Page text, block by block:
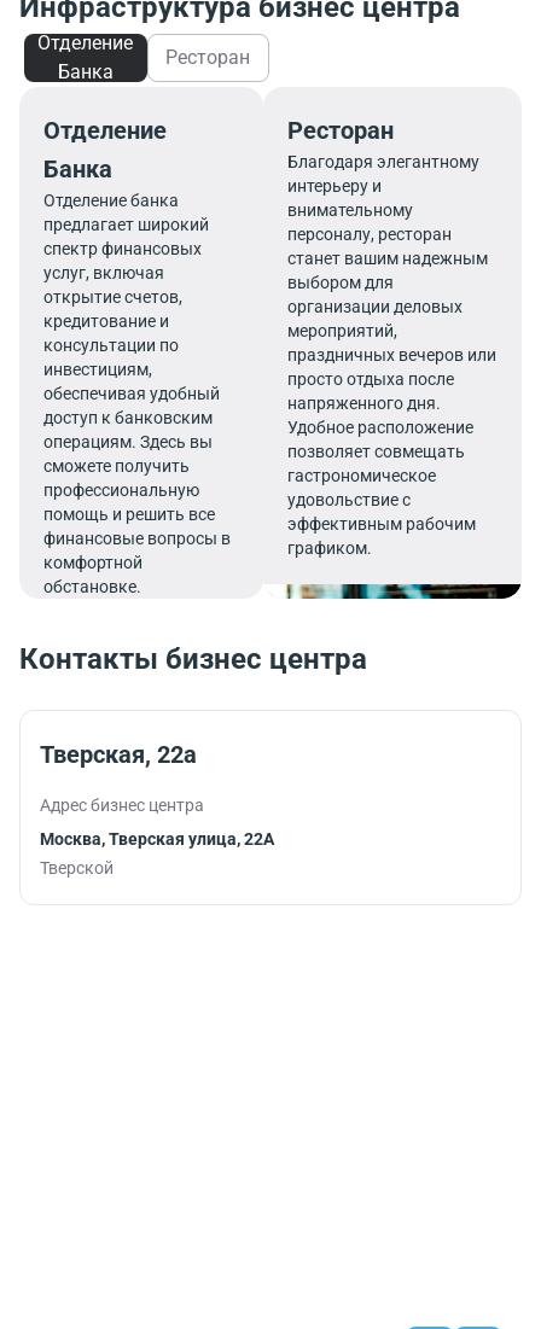
Инфраструктура бизнес центра
Отделение
Банка
Ресторан
Отделение
Банка
Отделение банка
предлагает широкий
спектр финансовых
услуг, включая
открытие счетов,
кредитование и
консультации по
инвестициям,
обеспечивая удобный
доступ к банковским
операциям. Здесь вы
сможете получить
профессиональную
помощь и решить все
финансовые вопросы в
комфортной
обстановке.
Ресторан
Благодаря элегантному
интерьеру и
внимательному
персоналу, ресторан
станет вашим надежным
выбором для
организации деловых
мероприятий,
праздничных вечеров или
просто отдыха после
напряженного дня.
Удобное расположение
позволяет совмещать
гастрономическое
удовольствие с
эффективным рабочим
графиком.
Контакты бизнес центра
Тверская, 22а
Адрес бизнес центра
Москва, Тверская улица, 22А
Тверской